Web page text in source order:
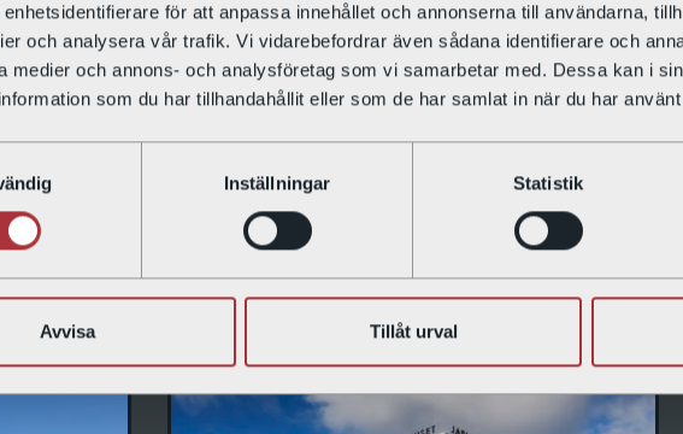
för att anpassa innehållet och annonserna till användarna,
och analysera vår trafik. Vi vidarebefordrar även sådana identifierare och
medier och annons- och analysföretag som vi samarbetar med. Dessa kan i
som du har tillhandahållit eller som de har samlat in när du har
Inställningar Statistik
Avvisa Tillåt urval
för bästa renovering av Stockholms läns hembygdsförbund.
6
LÄGENHETER ANTAL LOKALER
9
VÅRA FASTIGHETER